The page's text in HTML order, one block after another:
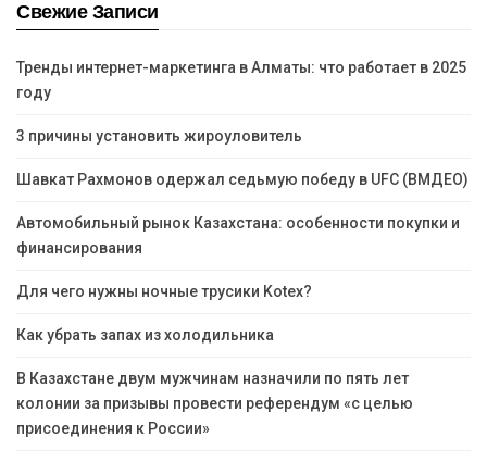
Свежие Записи
Тренды интернет-маркетинга в Алматы: что работает в 2025
году
3 причины установить жироуловитель
Шавкат Рахмонов одержал седьмую победу в UFC (ВМДЕО)
Автомобильный рынок Казахстана: особенности покупки и
финансирования
Для чего нужны ночные трусики Kotex?
Как убрать запах из холодильника
В Казахстане двум мужчинам назначили по пять лет
колонии за призывы провести референдум «с целью
присоединения к России»